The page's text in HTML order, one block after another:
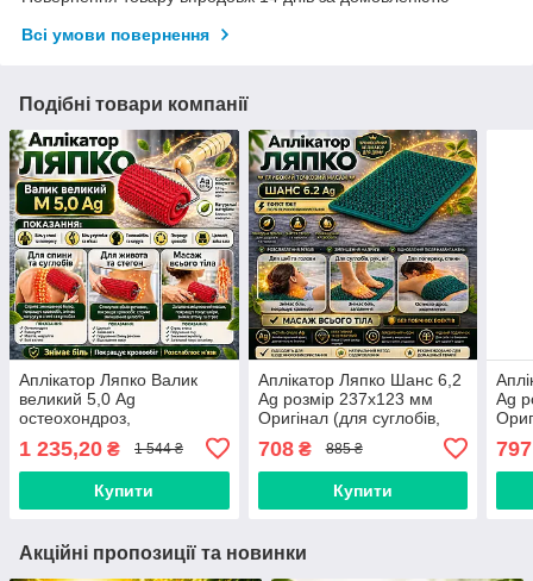
Всі умови повернення
Подібні товари компанії
Аплікатор Ляпко Валик
великий 5,0 Ag
остеохондроз,
міжхребцеві грижі, зняття
болю, напруження, масаж
1 235,20 ₴ 1 544 ₴
Купити
Аплікатор Ляпко Шанс 6,2
Ag розмір 237х123 мм
Оригінал (для суглобів,
знеболювальний)
708₴ 885 ₴
Купити
Ag
Акційні пропозиції та новинки